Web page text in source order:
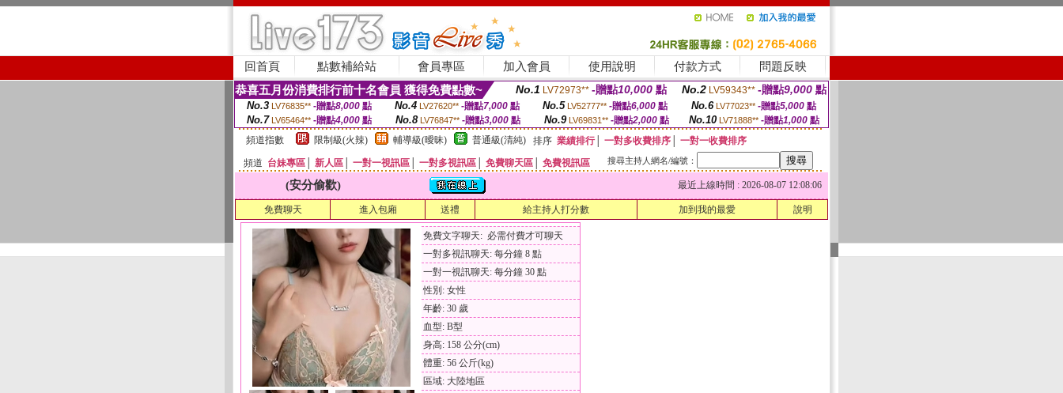
回首頁 點數補給站 會員專區 加入會員 使用說明 付款方式 問題反映
恭喜五月份消費排行前十名會員 獲得免費點數~ No.1 LV72973** -贈點10,000 點 No.2 LV59343** -贈點9,000 點
No.3 LV76835** -贈點8,000點 No.4 LV27620** -贈點7,000點 No.5 LV52777** -贈點6,000點 No.6 LV77023** -贈點5,000點
No.7 LV65464** -贈點4,000 點 No.8 LV76847** -贈點3,000 點 No.9 LV69831** -贈點2,000點 No.10 LV71888** -贈點1,000 點
頻道指數
限制級(火辣) 輔導級(曖昧) 普通級(清純) 排序 業績排行│ 一對多收費排序
一對一收費排序
頻道 台妹專區 新人區 一對一視訊區 一對多視訊區 免費聊天區 免費視訊區 搜尋主持人網名/編號：
(安分偷歡) 最近上線時間 : 2026-08-07 12:08:06
免費聊天 進入包廂 送禮 給主持人打分數 加到我的最愛 說明
免費文字聊天: 必需付費才可聊天
一對多視訊聊天: 每分鐘 8 點
一對一視訊聊天: 每分鐘 30 點
性別: 女性
年齡: 30 歲
血型: B型
身高: 158 公分(cm)
體重: 56 公斤(kg)
區域: 大陸地區